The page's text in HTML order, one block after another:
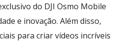
do DJI Osmo Mobile
e inovação. Além disso,
para criar vídeos incríveis